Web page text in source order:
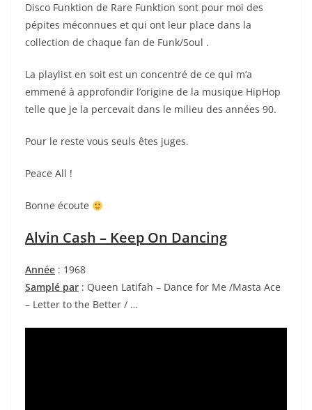
Disco Funktion de Rare Funktion sont pour moi des
pépites méconnues et qui ont leur place dans la
collection de chaque fan de Funk/Soul .
La playlist en soit est un concentré de ce qui m’a
emmené à approfondir l’origine de la musique HipHop
telle que je la percevait dans le milieu des années 90.
Pour le reste vous seuls êtes juges.
Peace All !
Bonne écoute
Alvin Cash – Keep On Dancing
Année : 1968
Samplé par : Queen Latifah – Dance for Me /Masta Ace
– Letter to the Better / …